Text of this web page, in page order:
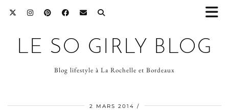
LE SO GIRLY BLOG
Blog lifestyle à La Rochelle et Bordeaux
2 MARS 2014